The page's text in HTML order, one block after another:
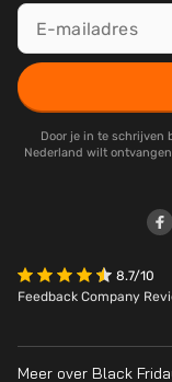
Door je in te schrijven
Nederland wilt
8.7/10
Feedback Company
Meer over Black